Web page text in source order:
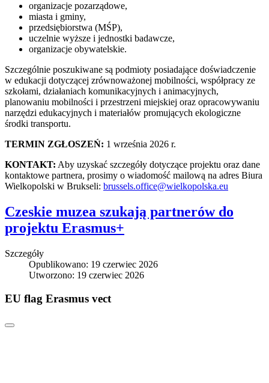
organizacje pozarządowe,
miasta i gminy,
przedsiębiorstwa (MŚP),
uczelnie wyższe i jednostki badawcze,
organizacje obywatelskie.
Szczególnie poszukiwane są podmioty posiadające doświadczenie
w edukacji dotyczącej zrównoważonej mobilności, współpracy ze
szkołami, działaniach komunikacyjnych i animacyjnych,
planowaniu mobilności i przestrzeni miejskiej oraz opracowywaniu
narzędzi edukacyjnych i materiałów promujących ekologiczne
środki transportu.
TERMIN ZGŁOSZEŃ: 1 września 2026 r.
KONTAKT: Aby uzyskać szczegóły dotyczące projektu oraz dane
kontaktowe partnera, prosimy o wiadomość mailową na adres Biura
Wielkopolski w Brukseli: brussels.office@wielkopolska.eu
Czeskie muzea szukają partnerów do
projektu Erasmus+
Szczegóły
Opublikowano: 19 czerwiec 2026
Utworzono: 19 czerwiec 2026
EU flag Erasmus vect